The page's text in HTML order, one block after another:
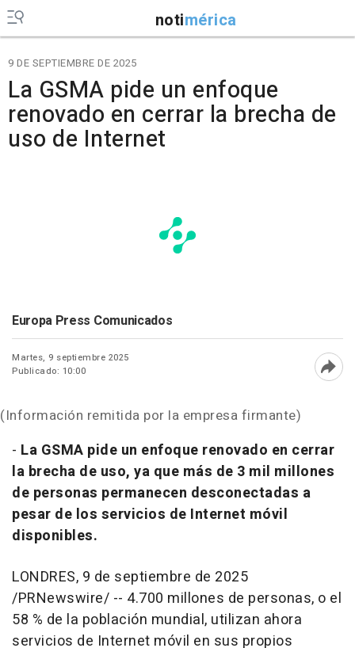
notimérica
9 DE SEPTIEMBRE DE 2025
La GSMA pide un enfoque
renovado en cerrar la brecha de
uso de Internet
Europa Press Comunicados
Martes, 9 septiembre 2025
Publicado: 10:00
(Información remitida por la empresa firmante)
- La GSMA pide un enfoque renovado en cerrar
la brecha de uso, ya que más de 3 mil millones
de personas permanecen desconectadas a
pesar de los servicios de Internet móvil
disponibles.
LONDRES, 9 de septiembre de 2025
/PRNewswire/ -- 4.700 millones de personas, o el
58 % de la población mundial, utilizan ahora
servicios de Internet móvil en sus propios